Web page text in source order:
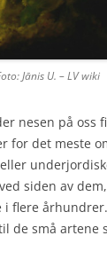
Jānis U. – LV wiki
nesen på oss
for det meste
siden av
i flere
de små artene